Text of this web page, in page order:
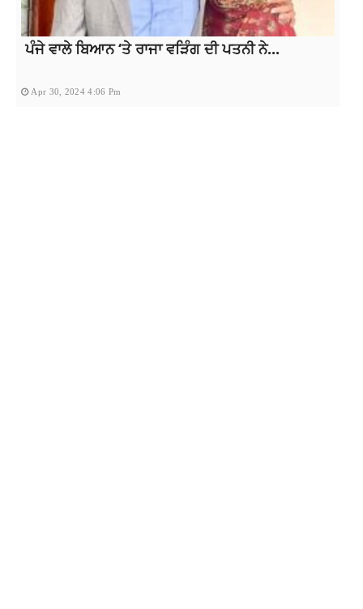
ਪੰਜੇ ਵਾਲੇ ਬਿਆਨ ‘ਤੇ ਰਾਜਾ ਵੜਿੰਗ ਦੀ ਪਤਨੀ ਨੇ...
Apr 30, 2024 4:06 Pm